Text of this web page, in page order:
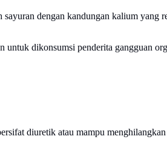
sayuran dengan kandungan kalium yang
untuk dikonsumsi penderita gangguan
diuretik atau mampu